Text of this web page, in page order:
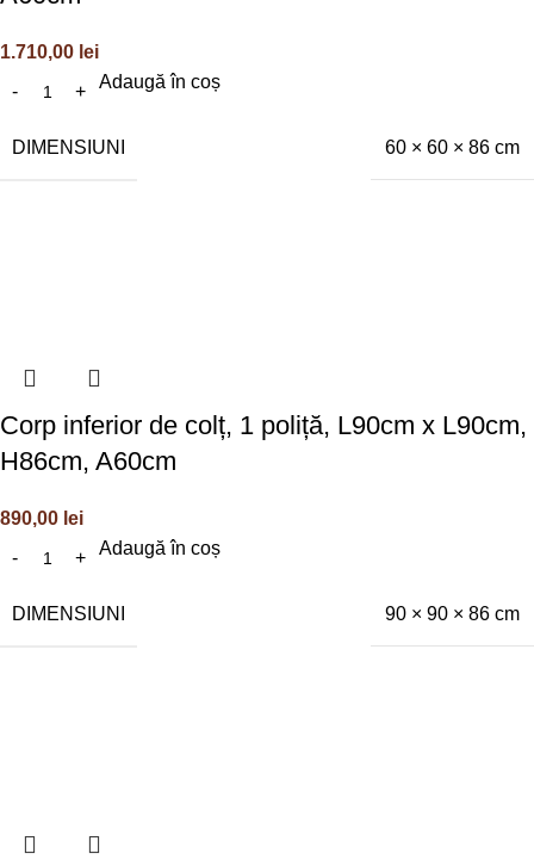
1.710,00 lei
Adaugă în coș
DIMENSIUNI 60 × 60 × 86 cm
Corp inferior de colț, 1 poliță, L90cm x L90cm,
H86cm, A60cm
890,00 lei
Adaugă în coș
DIMENSIUNI 90 × 90 × 86 cm